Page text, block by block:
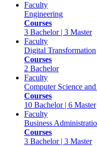
Faculty
Engineering
Courses
3 Bachelor | 3 Master
Faculty
Digital Transformation
Courses
2 Bachelor
Faculty
Computer Science
Courses
10 Bachelor | 6 Master
Faculty
Business
Courses
3 Bachelor | 3 Master